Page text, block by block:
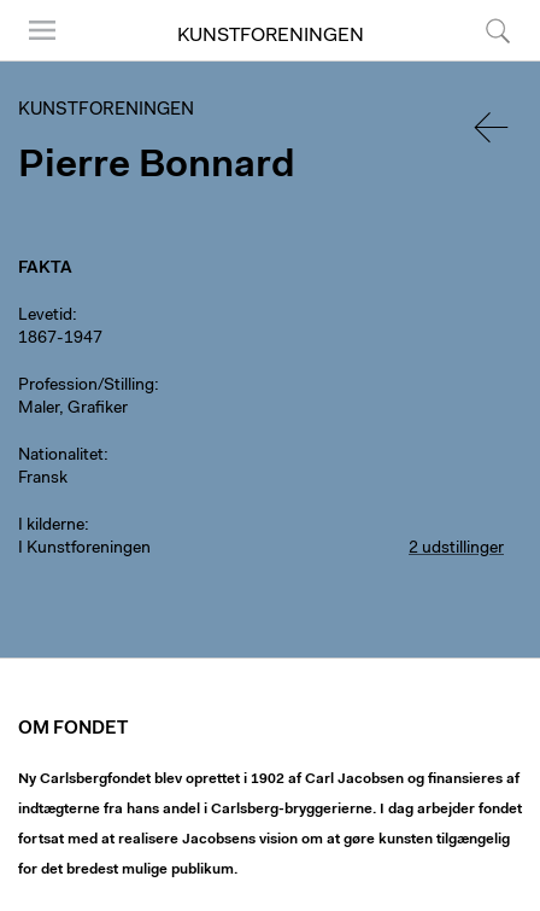
KUNSTFORENINGEN
KUNSTFORENINGEN
Pierre Bonnard
FAKTA
Levetid
1867-1947
Profession/Stilling
Maler, Grafiker
Nationalitet
Fransk
I kilderne
I Kunstforeningen
2 udstillinger
OM FONDET
Ny Carlsbergfondet blev oprettet i 1902 af Carl Jacobsen og finansieres af
indtægterne fra hans andel i Carlsberg-bryggerierne. I dag arbejder fondet
fortsat med at realisere Jacobsens vision om at gøre kunsten tilgængelig
for det bredest mulige publikum.